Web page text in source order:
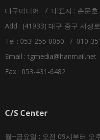
대구미디어 / 대표자 : 손문
Add : (41933) 대구 중구 서성
Tel : 053-255-0050 / 010-
Email : tgmedia@hanmail.net
Fax : 053-431-6482
C/S Center
월~금요일 : 오전 09시부터 오